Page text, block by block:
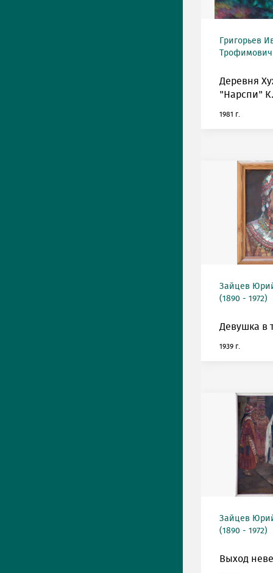
Григорьев
Трофимович
Деревня
"Нарспи"
1981 г.
Зайцев
(1890 - 1972)
Девушка в
1939 г.
Зайцев
(1890 - 1972)
Выход